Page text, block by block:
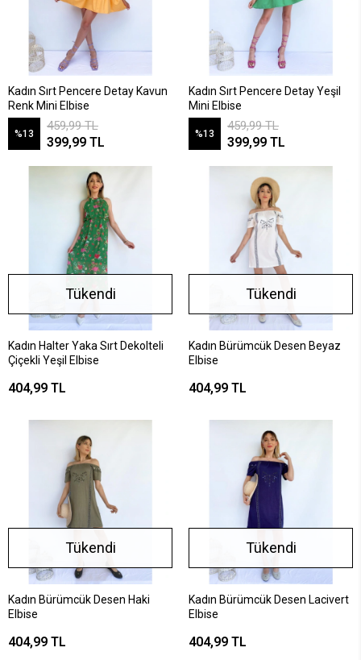
Kadın Sırt Pencere Detay Kavun
Renk Mini Elbise
%13
459,99 TL
399,99 TL
Kadın Sırt Pencere Detay Yeşil
Mini Elbise
%13
459,99 TL
399,99 TL
Tükendi
Kadın Halter Yaka Sırt Dekolteli
Çiçekli Yeşil Elbise
404,99 TL
Tükendi
Kadın Bürümcük Desen Beyaz
Elbise
404,99 TL
Tükendi
Kadın Bürümcük Desen Haki
Elbise
404,99 TL
Tükendi
Kadın Bürümcük Desen Lacivert
Elbise
404,99 TL